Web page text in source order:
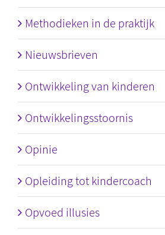
Methodieken in de praktijk
Nieuwsbrieven
Ontwikkeling van kinderen
Ontwikkelingsstoornis
Opinie
Opleiding tot kindercoach
Opvoed illusies